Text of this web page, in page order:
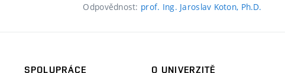
Odpovědnost: prof. Ing. Jaroslav Koton, Ph.D.
SPOLUPRÁCE
O UNIVERZITĚ